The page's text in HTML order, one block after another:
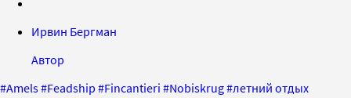
Ирвин Бергман
Автор
#Amels#Feadship #Fincantieri #Nobiskrug#летний отдых